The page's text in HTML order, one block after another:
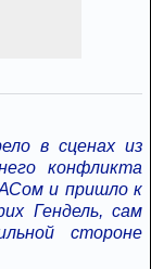
в сценах из
конфликта
и пришло к
Гендель, сам
стороне